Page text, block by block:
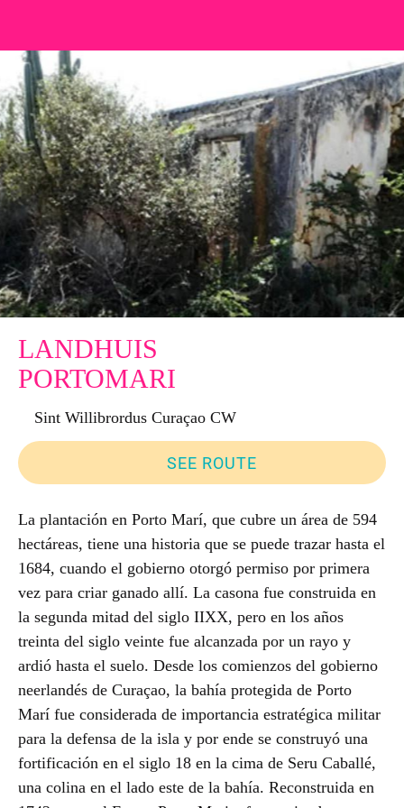
LANDHUIS
PORTOMARI
Sint Willibrordus Curaçao CW
SEE ROUTE
La plantación en Porto Marí, que cubre un área de 594
hectáreas, tiene una historia que se puede trazar hasta el
1684, cuando el gobierno otorgó permiso por primera
vez para criar ganado allí. La casona fue construida en
la segunda mitad del siglo IIXX, pero en los años
treinta del siglo veinte fue alcanzada por un rayo y
ardió hasta el suelo. Desde los comienzos del gobierno
neerlandés de Curaçao, la bahía protegida de Porto
Marí fue considerada de importancia estratégica militar
para la defensa de la isla y por ende se construyó una
fortificación en el siglo 18 en la cima de Seru Caballé,
una colina en el lado este de la bahía. Reconstruida en